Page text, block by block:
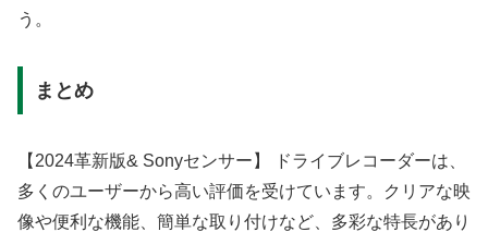
う。
まとめ
【2024革新版& Sonyセンサー】 ドライブレコーダーは、
多くのユーザーから高い評価を受けています。クリアな映
像や便利な機能、簡単な取り付けなど、多彩な特長があり